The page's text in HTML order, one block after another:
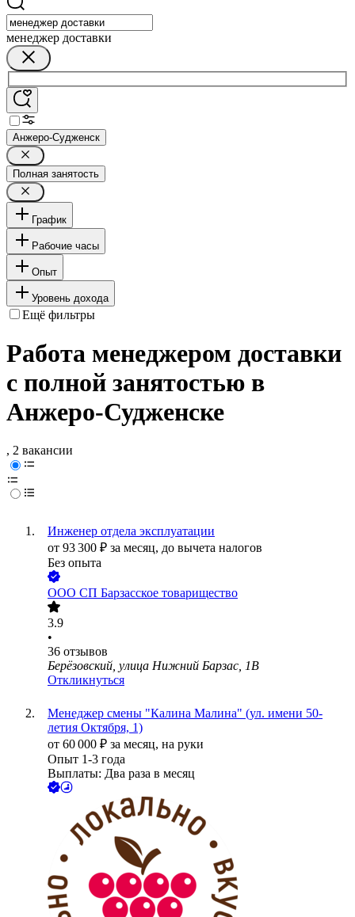
менеджер доставки
Анжеро-Судженск
Полная занятость
График
Рабочие часы
Опыт
Уровень дохода
Ещё фильтры
Работа менеджером доставки
с полной занятостью в
Анжеро-Судженске
, 2 вакансии
Инженер отдела эксплуатации
от 93 300 ₽ за месяц, до вычета налогов
Без опыта
ООО СП Барзасское товарищество
3.9
•
36 отзывов
Берёзовский, улица Нижний Барзас, 1В
Откликнуться
Менеджер смены "Калина Малина" (ул. имени 50-
летия Октября, 1)
от 60 000 ₽ за месяц, на руки
Опыт 1-3 года
Выплаты: Два раза в месяц